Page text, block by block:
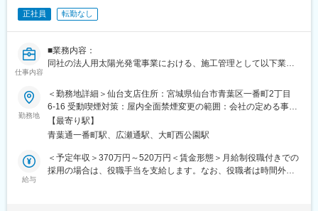
するうえで、国が目指している方針に基づき、カーボンゼロ達成
に向けて、地域の企業の皆様に太陽光発電設備設置による自家消
費の提案を行い、EPC事業者として施工を行います。未来の子供
たちのため地球環境守り、一緒に地域のグリーン電力会社として
盛り上げましょう。
年2～3回（数週間～2ヶ月）を想定しています。
■シントウグループについて：
（1）新東保険：「安心をとどける」・保険で、わが社の使命は、
保険という商品を提供し、安心して幸せな生活を過ごしてもらう
ことです。保険とは「将来の安心」を提供するものだと思ってい
正社員 転勤なし
仕事内容
■業務内容：
同社の法人用太陽光発電事業における、施工管理として以下業務
・顧客との打ち合わせ
・見積・積算業務
・図面（配線図）の作成
・工程管理、安全管理、人員手配 等
◎元請けで、実際の施工は下請けの会社にお願いをします。
◎再生可能エネルギー関連事業、グリーンエネルギー事業を拡大
するうえで、国が目指している方針に基づき、カーボンゼロ達成
勤務地
＜勤務地詳細＞仙台支店住所：宮城県仙台市青葉区一番町2丁目
6-16 受動喫煙対策：屋内全面禁煙変更の範囲：会社の定める事業
所【最寄り駅】
青葉通一番町駅、広瀬通駅、大町西公園駅
給与
＜予定年収＞370万円～520万円＜賃金形態＞月給制役職付きでの
採用の場合は、役職手当を支給します。なお、役職者は時間外手